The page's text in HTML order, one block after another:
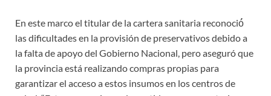
En este marco el titular de la cartera sanitaria reconoció́
las dificultades en la provisión de preservativos debido a
la falta de apoyo del Gobierno Nacional, pero aseguró que
la provincia está realizando compras propias para
garantizar el acceso a estos insumos en los centros de